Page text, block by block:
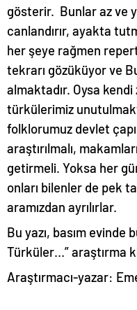
gösterir. Bunlar az ve
canlandırır, ayakta
her şeye rağmen
tekrarı gözüküyor ve
almaktadır. Oysa
türkülerimiz
folklorumuz devlet
araştırılmalı,
getirmeli. Yoksa her
onları bilenler de pek
aramızdan ayrılırlar.
Bu yazı, basım evinde
Türküler…” araştırma
Araştırmacı-yazar: